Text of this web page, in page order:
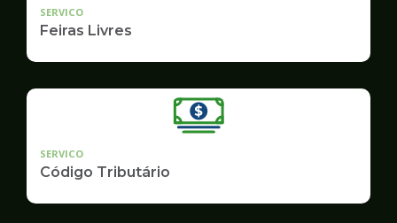
SERVICO
Feiras Livres
SERVICO
Código Tributário